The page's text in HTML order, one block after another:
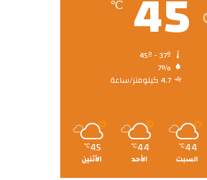
℃
7%
4.7 كيلومتر/ساعة
44
℃
السبت
44
℃
الأحد
45
℃
الأثنين